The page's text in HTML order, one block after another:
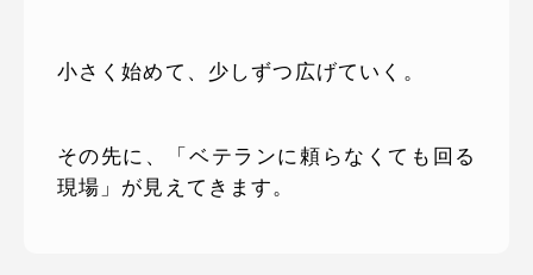
小さく始めて、少しずつ広げていく。
その先に、「ベテランに頼らなくても回る
現場」が見えてきます。